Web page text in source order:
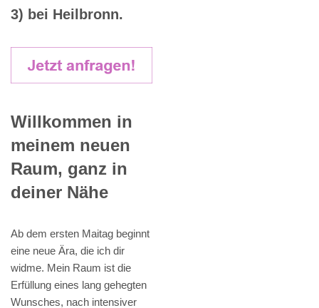
3) bei Heilbronn.
Willkommen in
meinem neuen
Raum, ganz in
deiner Nähe
Ab dem ersten Maitag beginnt
eine neue Ära, die ich dir
widme. Mein Raum ist die
Erfüllung eines lang gehegten
Wunsches, nach intensiver